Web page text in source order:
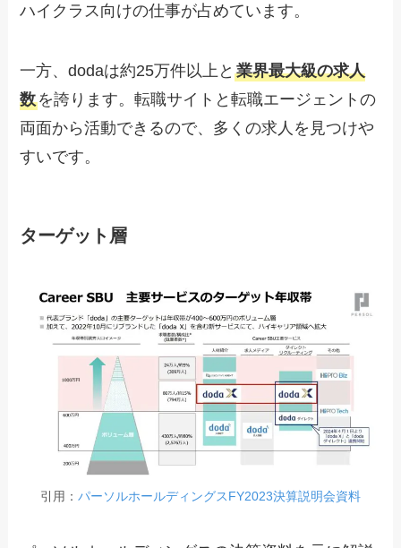
ハイクラス向けの仕事が占めています。
一方、dodaは約25万件以上と業界最大級の求人
数を誇ります。転職サイトと転職エージェントの
両面から活動できるので、多くの求人を見つけや
すいです。
ターゲット層
引用： パーソルホールディングスFY2023決算説明会資料